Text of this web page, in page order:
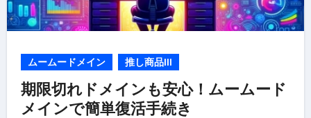
ムームードメイン 推し商品III
期限切れドメインも安心！ムームード
メインで簡単復活手続き